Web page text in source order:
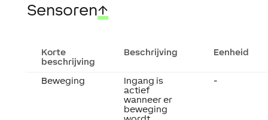
Sensoren↑
Korte
beschrijving
Beschrijving Eenheid
Beweging
Ingang is
actief
wanneer er
beweging
-